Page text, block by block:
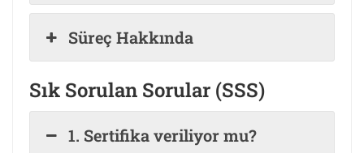
Süreç Hakkında
Sık Sorulan Sorular (SSS)
1. Sertifika veriliyor mu?